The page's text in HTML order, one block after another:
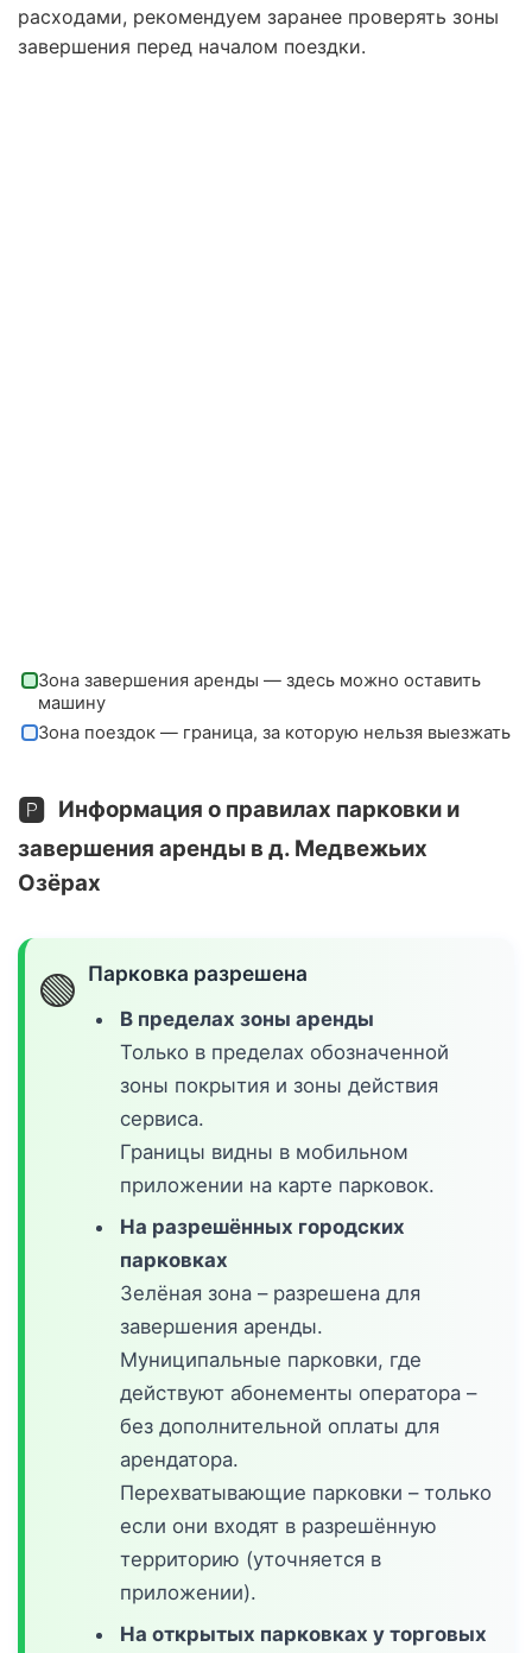
расходами, рекомендуем заранее проверять зоны
завершения перед началом поездки.
Зона завершения аренды — здесь можно оставить
машину
Зона поездок — граница, за которую нельзя выезжать
🅿️ Информация о правилах парковки и
завершения аренды в д. Медвежьих
Озёрах
🟢 Парковка разрешена
В пределах зоны аренды
Только в пределах обозначенной
зоны покрытия и зоны действия
сервиса.
Границы видны в мобильном
приложении на карте парковок.
На разрешённых городских
парковках
Зелёная зона – разрешена для
завершения аренды.
Муниципальные парковки, где
действуют абонементы оператора –
без дополнительной оплаты для
арендатора.
Перехватывающие парковки – только
если они входят в разрешённую
территорию (уточняется в
приложении).
На открытых парковках у торговых